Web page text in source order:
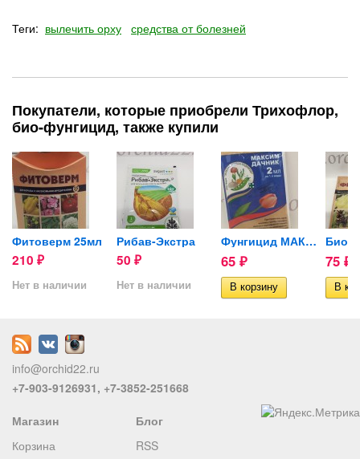
Теги: вылечить орху средства от болезней
Покупатели, которые приобрели Трихофлор,
био-фунгицид, также купили
Фитоверм 25мл
210 ₽
Нет в наличии
Рибав-Экстра
50 ₽
Нет в наличии
Фунгицид МАКСИМ Дачник, 2мл
65 ₽ 75 ₽
info@orchid22.ru
+7-903-9126931, +7-3852-251668
Магазин
Корзина
Блог
RSS